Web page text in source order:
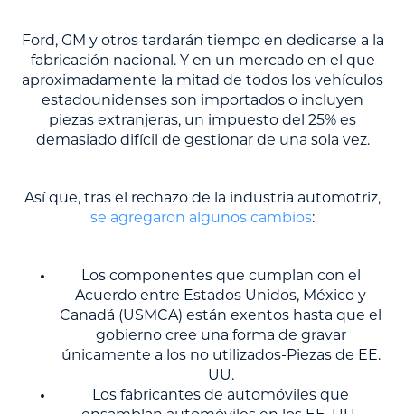
Ford, GM y otros tardarán tiempo en dedicarse a la
fabricación nacional. Y en un mercado en el que
aproximadamente la mitad de todos los vehículos
estadounidenses son importados o incluyen
piezas extranjeras, un impuesto del 25% es
demasiado difícil de gestionar de una sola vez.
Así que, tras el rechazo de la industria automotriz,
se agregaron algunos cambios:
Los componentes que cumplan con el
Acuerdo entre Estados Unidos, México y
Canadá (USMCA) están exentos hasta que el
gobierno cree una forma de gravar
únicamente a los no utilizados-Piezas de EE.
UU.
Los fabricantes de automóviles que